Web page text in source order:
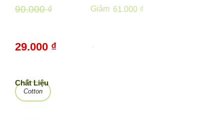
Cotton
Chất Liệu
-
29.000 ₫
90.000 ₫ 61.000 ₫
Giảm